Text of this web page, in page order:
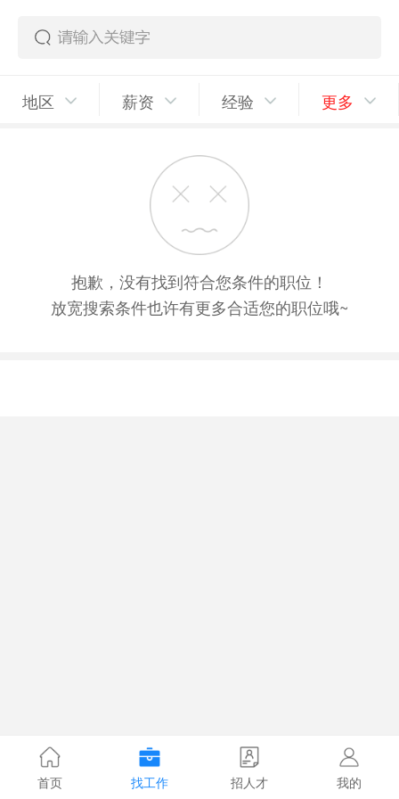
地区 薪资 经验 更多
抱歉，没有找到符合您条件的职位！
放宽搜索条件也许有更多合适您的职位哦~
首页 找工作 招人才 我的